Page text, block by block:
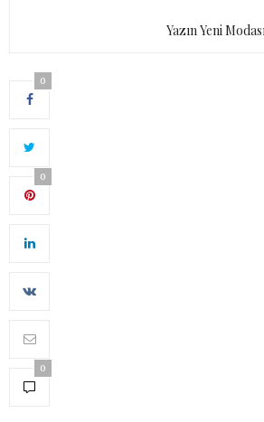
Yazın Yeni
0
0
0